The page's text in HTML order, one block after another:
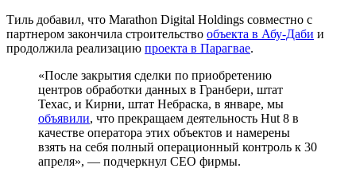
Тиль добавил, что Marathon Digital Holdings совместно с
партнером закончила строительство объекта в Абу-Даби и
продолжила реализацию проекта в Парагвае.
«После закрытия сделки по приобретению
центров обработки данных в Гранбери, штат
Техас, и Кирни, штат Небраска, в январе, мы
объявили, что прекращаем деятельность Hut 8 в
качестве оператора этих объектов и намерены
взять на себя полный операционный контроль к 30
апреля», — подчеркнул CEO фирмы.